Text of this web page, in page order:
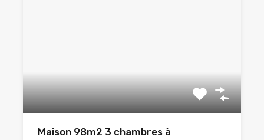
Maison 98m2 3 chambres à